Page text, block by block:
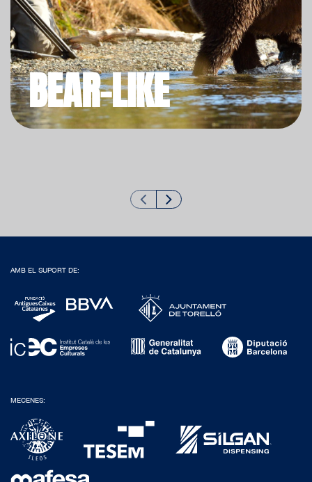
BEAR-LIKE
AMB EL SUPORT DE:
MECENES: